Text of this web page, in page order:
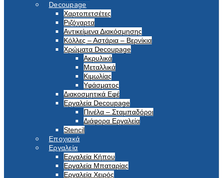
Decoupage
Χαρτοπετσέτες
Ριζόχαρτα
Αντικείμενα Διακόσμησης
Κόλλες – Αστάρια – Βερνίκια
Χρώματα Decoupage
Ακρυλικά
Μεταλλικά
Κιμωλίας
Υφάσματος
Διακοσμητικά Εφέ
Εργαλεία Decoupage
Πινέλα – Σταμπαδόροι
Διάφορα Εργαλεία
Stencil
Εποχιακά
Εργαλεία
Εργαλεία Κήπου
Εργαλεία Μπαταρίας
Εργαλεία Χειρός